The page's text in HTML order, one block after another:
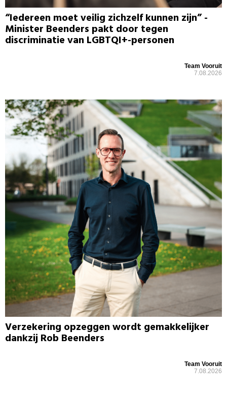
“Iedereen moet veilig zichzelf kunnen zijn” -
Minister Beenders pakt door tegen
discriminatie van LGBTQI+-personen
Team Vooruit
7.08.2026
Verzekering opzeggen wordt gemakkelijker
dankzij Rob Beenders
Team Vooruit
7.08.2026